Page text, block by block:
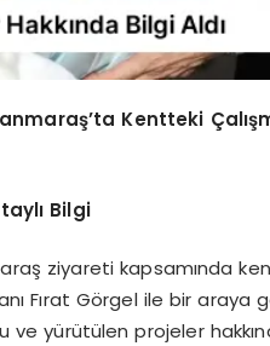
Kentteki
Bilgi
ziyareti kapsamında
Fırat Görgel ile bir araya
yürütülen projeler